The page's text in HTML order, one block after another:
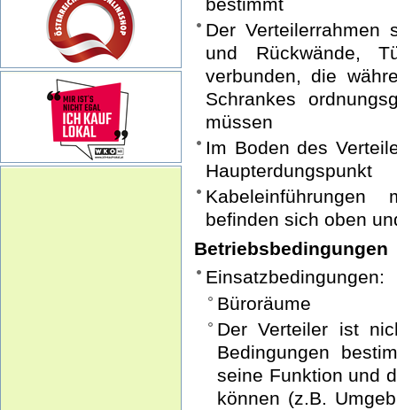
Der Verteilerrahmen
und Rückwände,
verbunden, die
Schrankes
müssen
Im Boden des
Haupterdungspunkt
Kabeleinführungen
befinden sich oben
Betriebsbedingungen
Einsatzbedingungen:
Büroräume
Der Verteiler ist
Bedingungen
seine Funktion und
können (z.B.